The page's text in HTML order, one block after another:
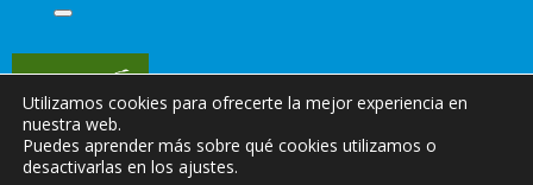
Utilizamos cookies para ofrecerte la mejor experiencia en
nuestra web.
Puedes aprender más sobre qué cookies utilizamos o
desactivarlas en los ajustes.